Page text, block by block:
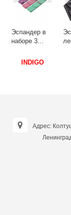
Эспандер в
наборе 3
резинки
салатовый
INDIGO
Адрес: